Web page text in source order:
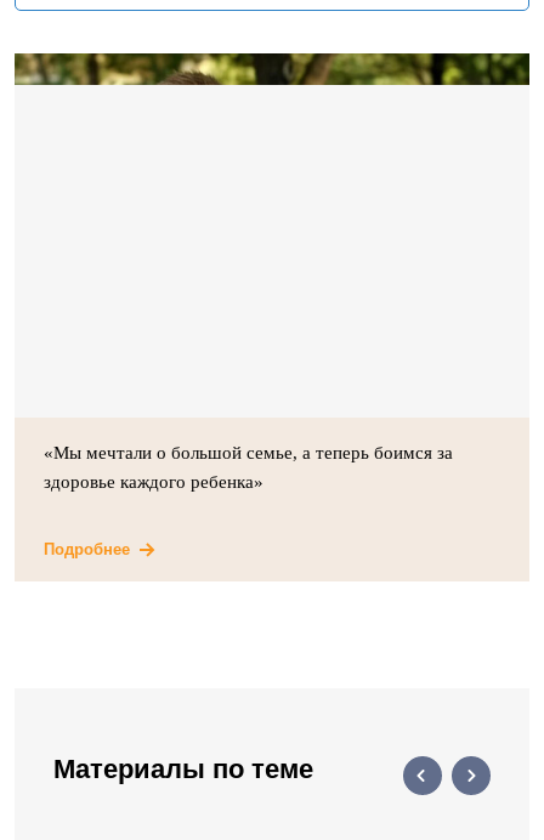
«Мы мечтали о большой семье, а теперь боимся за
здоровье каждого ребенка»
Подробнее
Материалы по теме